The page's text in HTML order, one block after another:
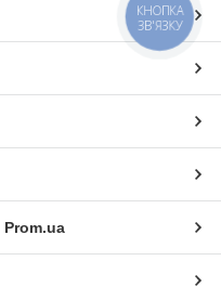
Prom.ua
КНОПКА
ЗВ'ЯЗКУ